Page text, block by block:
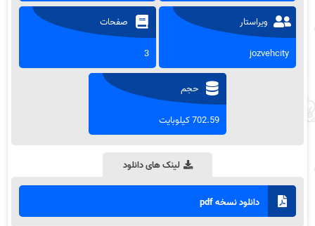
ویراستار
jozvehcity
صفحات
3
حجم
702.59 کیلوبایت
لینک های دانلود
دانلود نسخه pdf